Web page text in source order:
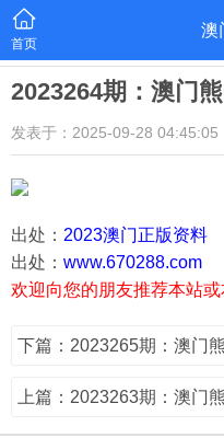
首页
澳
2023264期：澳门
发表于：2025-09-28 04:45:05
出处： 2023澳门正版资料
出处： www.670288.com
欢迎向您的朋友推荐本站或
下篇：2023265期：澳门
上篇：2023263期：澳门